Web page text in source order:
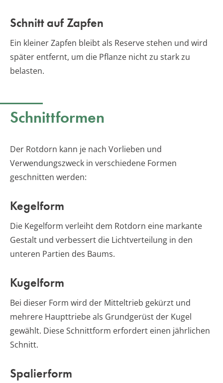
Schnitt auf Zapfen
Ein kleiner Zapfen bleibt als Reserve stehen und wird
später entfernt, um die Pflanze nicht zu stark zu
belasten.
Schnittformen
Der Rotdorn kann je nach Vorlieben und
Verwendungszweck in verschiedene Formen
geschnitten werden:
Kegelform
Die Kegelform verleiht dem Rotdorn eine markante
Gestalt und verbessert die Lichtverteilung in den
unteren Partien des Baums.
Kugelform
Bei dieser Form wird der Mitteltrieb gekürzt und
mehrere Haupttriebe als Grundgerüst der Kugel
gewählt. Diese Schnittform erfordert einen jährlichen
Schnitt.
Spalierform